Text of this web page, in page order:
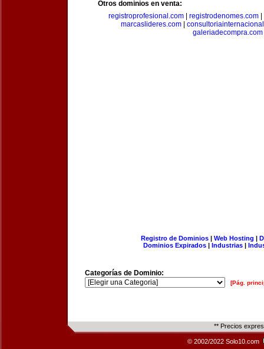
Otros dominios en venta:
registroprofesional.com| registrodenomes.com|
marcaslideres.com
galeriadecompra.com
Registro de Dominios| Web Hosting |
Dominios Expirados | Industrias |
Categorías de Dominio:
[Pág.
** Precios
© 2002/2022 Solo10.com